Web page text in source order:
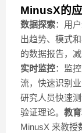
MinusX的
数据探索：用
出趋势、模式和
的数据报告，
实时监控：监
流，快速识别
研究人员快速
验证理论。 教育
MinusX 来教授